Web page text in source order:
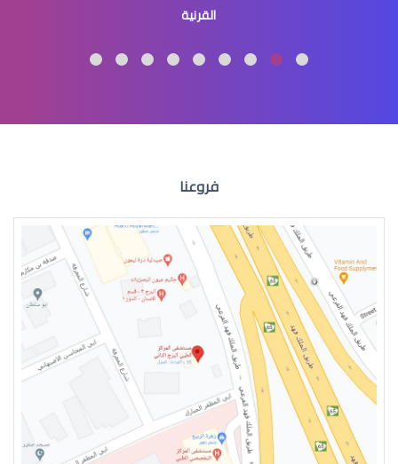
الماء الازرق للعين
اعراض الماء الازرق بالعين
القرنية
فروعنا